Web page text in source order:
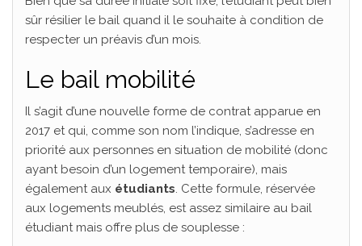
sûr résilier le bail quand il le souhaite à condition de
respecter un préavis d’un mois.
Le bail mobilité
Il s’agit d’une nouvelle forme de contrat apparue en
2017 et qui, comme son nom l’indique, s’adresse en
priorité aux personnes en situation de mobilité (donc
ayant besoin d’un logement temporaire), mais
également aux étudiants. Cette formule, réservée
aux logements meublés, est assez similaire au bail
étudiant mais offre plus de souplesse :